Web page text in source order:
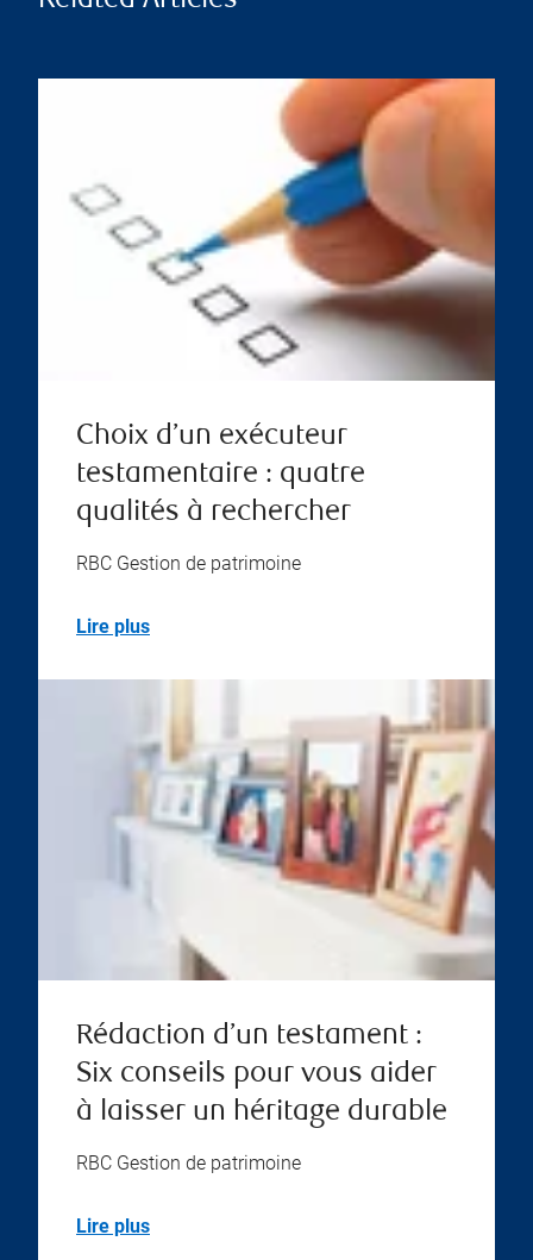
Choix d’un exécuteur
testamentaire : quatre
qualités à rechercher
RBC Gestion de patrimoine
Lire plus
Rédaction d’un testament :
Six conseils pour vous aider
à laisser un héritage durable
RBC Gestion de patrimoine
Lire plus